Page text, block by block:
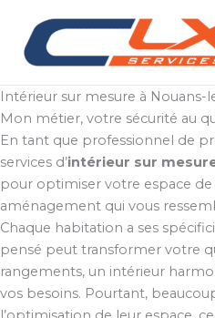
contenu
Intérieur sur mesure à Nouans-
Mon métier, votre sécurité au
En tant que professionnel de
services d’intérieur sur
pour optimiser votre espace
aménagement qui vous
Chaque habitation a ses
pensé peut transformer votre
rangements, un intérieur
vos besoins. Pourtant,